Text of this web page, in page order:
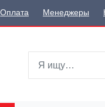
Оплата Менеджеры